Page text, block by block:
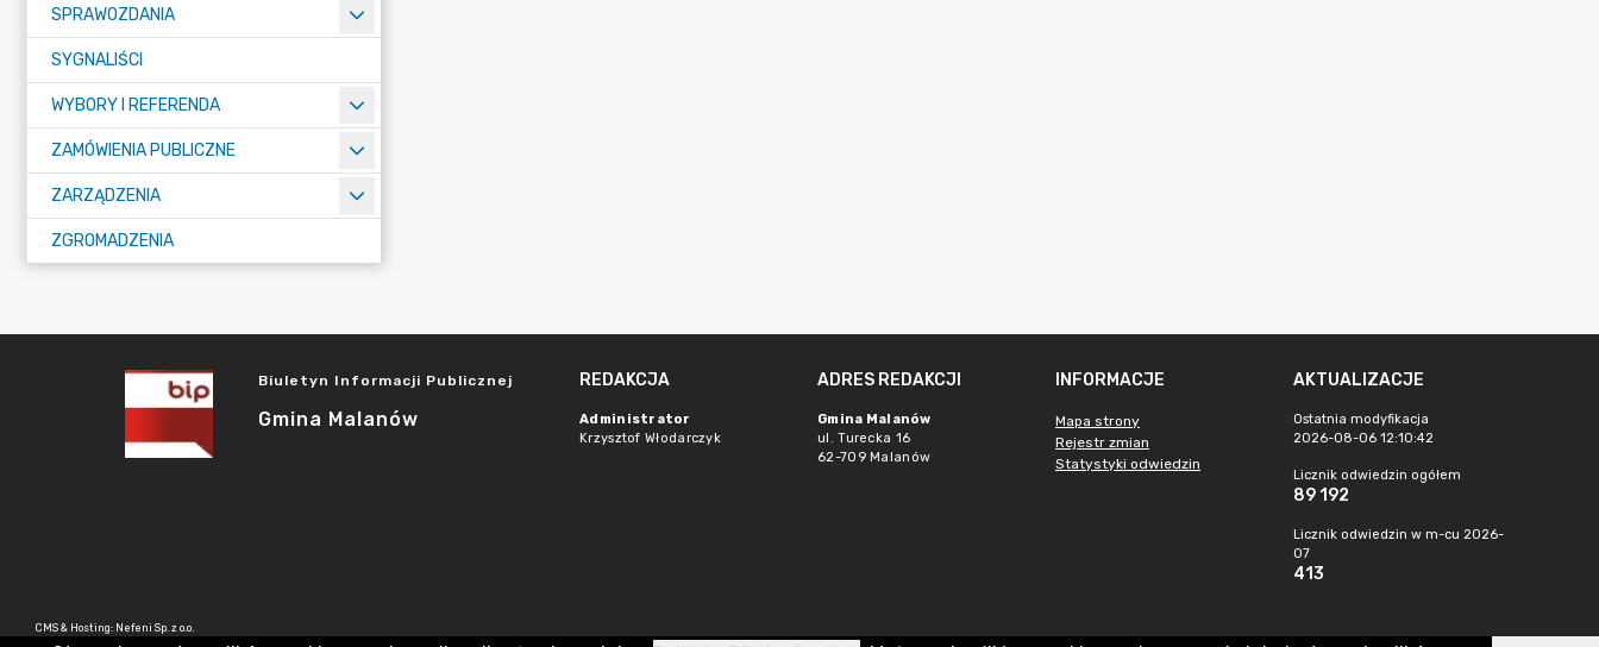
SPRAWOZDANIA
SYGNALIŚCI
WYBORY I REFERENDA
ZAMÓWIENIA PUBLICZNE
ZARZĄDZENIA
ZGROMADZENIA
Biuletyn Informacji Publicznej
Gmina Malanów
REDAKCJA
Administrator
Krzysztof Włodarczyk
ADRES REDAKCJI
Gmina Malanów
ul. Turecka 16
62-709 Malanów
INFORMACJE
Mapa strony
Rejestr zmian
Statystyki odwiedzin
AKTUALIZACJE
Ostatnia modyfikacja
2026-08-06 12:10:42
Licznik odwiedzin ogółem
89 192
Licznik odwiedzin w m-cu 2026-
07
413
CMS & Hosting: Nefeni Sp. z o.o.